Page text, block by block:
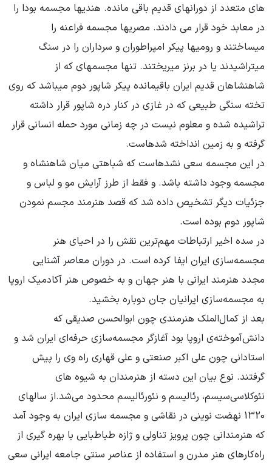
های متعدد از دورانهای قدیم باقی مانده. هندیها مجسمه بودا را
در معابد خود قرار می دادند. مصریها مجسمه فراعنه را
میساختند و رومیها پیکر امپراطوران و سرداران را در سنگ
میتراشیدند یا در برنز میریختند. تنها مجسمهای که از
شاهنشاهان قدیم ایران باقیمانده پیکر شاپور دوم میباشد که روی
تخته سنگی طبیعی که در غازی در کنار دره شاپور قرار داشته
تراشیده شده و معلوم نیست در چه زمانی مورد حمله انسانی قرار
گرفته و به زمین انداخته شدهاست.
در این مجسمه سعی نشدهاست که شباهتی میان شاهنشاه و
مجسمه وجود داشته باشد. و فقط از طرز آرایش مو و لباس و
جزئیات دیگر تشخیص داده شد که قصد هنرمند مجسم نمودن
شاپور دوم بوده است.
در سده اخیر ارتباطات مهم‌ترین نقش را در احیای هنر
مجسمه‌سازی ایران ایفا کرده است. در دوران معاصر آشنایی
مجدد هنرمند ایرانی با هنر جهان و به خصوص هنر آکادمیک اروپا
به مجسمه‌سازی ایرانیان جان دوباره بخشید.
بعد از کمال‌الملک هنرمندی چون ابوالحسن صدیقی که
دانش‌آموخته‌ی اروپا بود آغازگر مجسمه‌سازی حرفه‌ای ایران شد و
استادانی چون علی اکبر صنعتی و علی قهاری راه وی را پیش
گرفتند. نوع بیان این دسته از هنرمندان به شیوه های
نئوکلاسی‌سیسم، رئالیسم و نئورئالیسم محدود می‌شد.از سالهای
1320 نهضت نوینی در نقاشی و مجسمه سازی ایران به وجود آمد
که هنرمندانی چون پرویز تناولی و ژازه طباطبایی با بهره گیری از
راه‌کارهای هنر مدرن و استفاده از عناصر سنتی جامعه ایرانی سعی